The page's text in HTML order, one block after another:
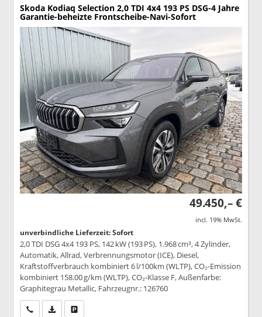
Skoda Kodiaq Selection 2,0 TDI 4x4 193 PS DSG-4 Jahre
Garantie-beheizte Frontscheibe-Navi-Sofort
49.450,– €
incl. 19% MwSt.
unverbindliche Lieferzeit: Sofort
2,0 TDI DSG 4x4 193 PS, 142 kW (193 PS), 1.968 cm³, 4 Zylinder,
Automatik, Allrad, Verbrennungsmotor (ICE), Diesel,
Kraftstoffverbrauch kombiniert 6 l/100km (WLTP), CO₂-Emission
kombiniert 158.00 g/km (WLTP), CO₂-Klasse F, Außenfarbe:
Graphitegrau Metallic, Fahrzeugnr.: 126760
Wir rufen Sie anPDF-Datei, Fahrzeugexposé drucken